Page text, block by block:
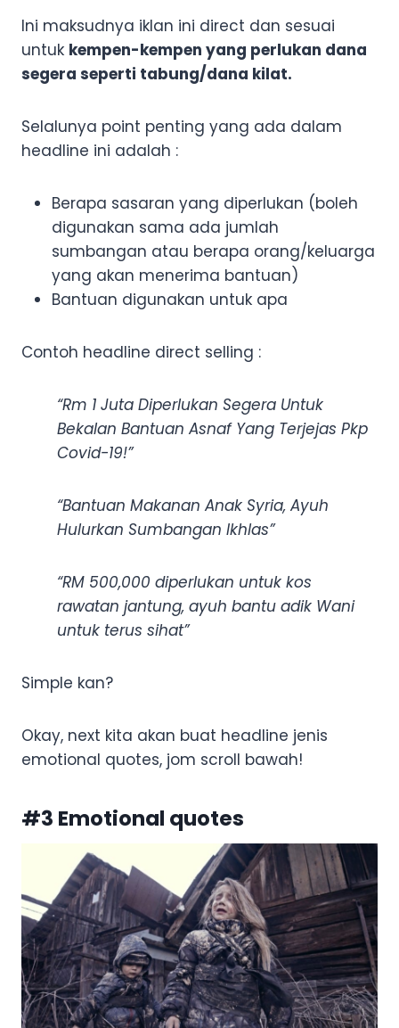
Ini maksudnya iklan ini direct dan sesuai
untuk kempen-kempen yang perlukan dana
segera seperti tabung/dana kilat.
Selalunya point penting yang ada dalam
headline ini adalah :
Berapa sasaran yang diperlukan (boleh
digunakan sama ada jumlah
sumbangan atau berapa orang/keluarga
yang akan menerima bantuan)
Bantuan digunakan untuk apa
Contoh headline direct selling :
“Rm 1 Juta Diperlukan Segera Untuk
Bekalan Bantuan Asnaf Yang Terjejas Pkp
Covid-19!”
“Bantuan Makanan Anak Syria, Ayuh
Hulurkan Sumbangan Ikhlas”
“RM 500,000 diperlukan untuk kos
rawatan jantung, ayuh bantu adik Wani
untuk terus sihat”
Simple kan?
Okay, next kita akan buat headline jenis
emotional quotes, jom scroll bawah!
#3 Emotional quotes